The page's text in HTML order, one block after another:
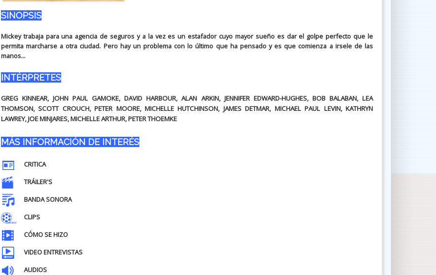
SINOPSIS
Mickey trabaja para una agencia de seguros y a la vez es un estafador cuyo mayor sueño es dar el golpe perfecto que le
permita marcharse a otra ciudad. Pero hay un problema con lo último que ha pensado y es que comienza a irsele de las
manos...
INTÉRPRETES
GREG KINNEAR, JOHN PAUL GAMOKE, DAVID HARBOUR, ALAN ARKIN, JENNIFER EDWARD-HUGHES, BOB BALABAN, LEA
THOMSON, SCOTT CROUCH, PETER MOORE, MICHELLE HUTCHINSON, JAMES DETMAR, MICHAEL PAUL LEVIN, KATHRYN
LAWREY, JOE MINJARES, MICHELLE ARTHUR, PETER THOEMKE
MÁS INFORMACIÓN DE INTERÉS
CRITICA
TRÁILER'S
BANDA SONORA
CLIPS
CÓMO SE HIZO
VIDEO ENTREVISTAS
AUDIOS